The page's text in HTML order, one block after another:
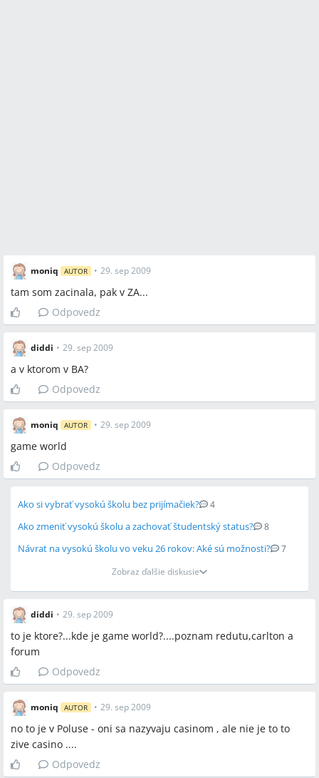
moniq AUTOR • 29. sep 2009
tam som zacinala, pak v ZA...
Odpovedz
diddi • 29. sep 2009
a v ktorom v BA?
Odpovedz
moniq AUTOR • 29. sep 2009
game world
Odpovedz
Ako si vybrať vysokú školu bez prijímačiek? 4
Ako zmeniť vysokú školu a zachovať študentský status? 8
Návrat na vysokú školu vo veku 26 rokov: Aké sú možnosti?
7
Zobraz ďalšie diskusie
diddi • 29. sep 2009
to je ktore?...kde je game world?....poznam redutu,carlton a
forum
Odpovedz
moniq AUTOR • 29. sep 2009
no to je v Poluse - oni sa nazyvaju casinom , ale nie je to to
zive casino ....
Odpovedz